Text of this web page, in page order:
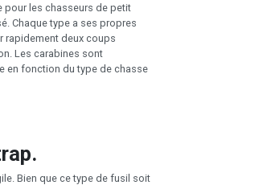
pour les chasseurs de petit
Chaque type a ses propres
rapidement deux coups
Les carabines sont
en fonction du type de chasse
Bien que ce type de fusil soit